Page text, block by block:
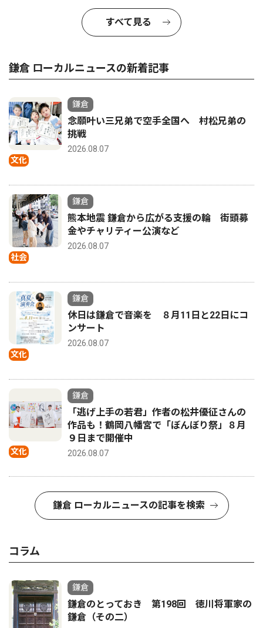
すべて見る
鎌倉 ローカルニュースの新着記事
文化
鎌倉
念願叶い三兄弟で空手全国へ 村松兄弟の
挑戦
2026.08.07
社会
鎌倉
熊本地震 鎌倉から広がる支援の輪 街頭募
金やチャリティー公演など
2026.08.07
文化
鎌倉
休日は鎌倉で音楽を ８月11日と22日にコ
ンサート
2026.08.07
文化
鎌倉
「逃げ上手の若君」作者の松井優征さんの
作品も！鶴岡八幡宮で「ぼんぼり祭」８月
９日まで開催中
2026.08.07
鎌倉 ローカルニュースの記事を検索
コラム
鎌倉
鎌倉のとっておき 第198回 徳川将軍家の
鎌倉（その二）